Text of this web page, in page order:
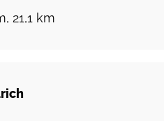
21,1 km